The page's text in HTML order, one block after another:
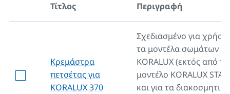
Τίτλος Περιγραφή
Κρεμάστρα
πετσέτας για
KORALUX 370
Σχεδιασμένο για
τα μοντέλα σωμάτων
KORALUX (εκτός από το
μοντέλο KORALUX
και για τα διακοσμητικά